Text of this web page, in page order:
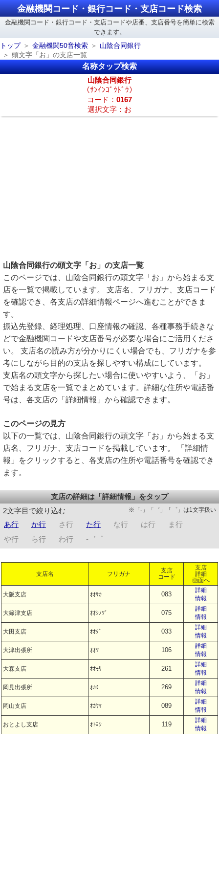
金融機関コード・銀行コード・支店コード検索
金融機関コード・銀行コード・支店コードや店番、支店番号を簡単に検索
できます。
トップ
金融機関50音検索
山陰合同銀行
頭文字「お」の支店一覧
名称タップ検索
山陰合同銀行
（ｻﾝｲﾝｺﾞｳﾄﾞｳ）
コード： 0167
選択文字：お
山陰合同銀行の頭文字「お」の支店一覧
このページでは、山陰合同銀行の頭文字「お」から始まる支
店を一覧で掲載しています。 支店名、フリガナ、支店コード
を確認でき、各支店の詳細情報ページへ進むことができま
す。
振込先登録、経理処理、口座情報の確認、各種事務手続きな
どで金融機関コードや支店番号が必要な場合にご活用くださ
い。 支店名の読み方が分かりにくい場合でも、フリガナを参
考にしながら目的の支店を探しやすい構成にしています。
支店名の頭文字から探したい場合に使いやすいよう、「お」
で始まる支店を一覧でまとめています。詳細な住所や電話番
号は、各支店の「詳細情報」から確認できます。
このページの見方
以下の一覧では、山陰合同銀行の頭文字「お」から始まる支
店名、フリガナ、支店コードを掲載しています。 「詳細情
報」をクリックすると、各支店の住所や電話番号を確認でき
ます。
支店の詳細は「詳細情報」をタップ
2文字目で絞り込む
※「-」「゛」「゜」は1文字扱い
あ行 か行 さ行 た行 な行 は行
ま行
や行
ら行 わ行 -゛゜
支店名 フリガナ
支店
コード
支店
詳細
画面へ
大阪支店 ｵｵｻｶ 083
詳細
情報
大篠津支店 ｵｵｼﾉﾂﾞ 075
詳細
情報
大田支店 ｵｵﾀﾞ 033
詳細
情報
大津出張所 ｵｵﾂ 106
詳細
情報
大森支店 ｵｵﾓﾘ 261
詳細
情報
岡見出張所 ｵｶﾐ 269
詳細
情報
岡山支店 ｵｶﾔﾏ 089
詳細
情報
おとよし支店 ｵﾄﾖｼ 119
詳細
情報